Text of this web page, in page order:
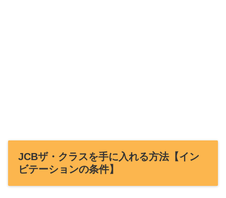
JCBザ・クラスを手に入れる方法【イン
ビテーションの条件】